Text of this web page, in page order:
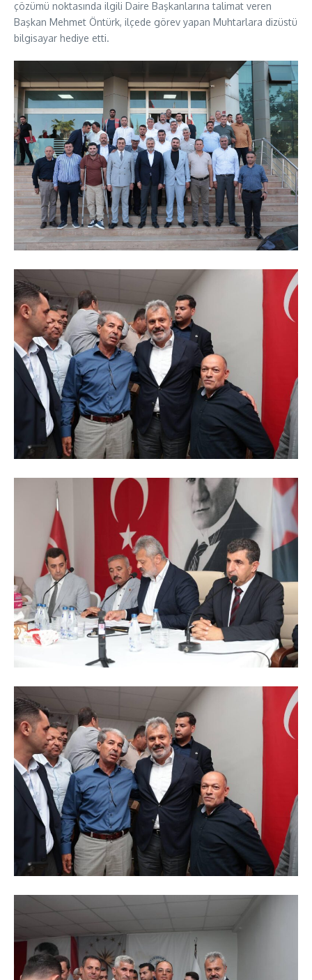
çözümü noktasında ilgili Daire Başkanlarına talimat veren
Başkan Mehmet Öntürk, ilçede görev yapan Muhtarlara dizüstü
bilgisayar hediye etti.